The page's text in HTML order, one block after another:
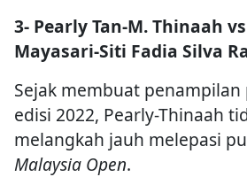
3- Pearly Tan-M. Thinaah
Mayasari-Siti Fadia Silva
Sejak membuat
edisi 2022, Pearly-Thinaah
melangkah jauh melepasi
Malaysia Open.